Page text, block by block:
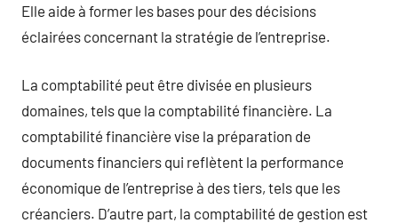
Elle aide à former les bases pour des décisions
éclairées concernant la stratégie de l’entreprise.
La comptabilité peut être divisée en plusieurs
domaines, tels que la comptabilité financière. La
comptabilité financière vise la préparation de
documents financiers qui reflètent la performance
économique de l’entreprise à des tiers, tels que les
créanciers. D’autre part, la comptabilité de gestion est